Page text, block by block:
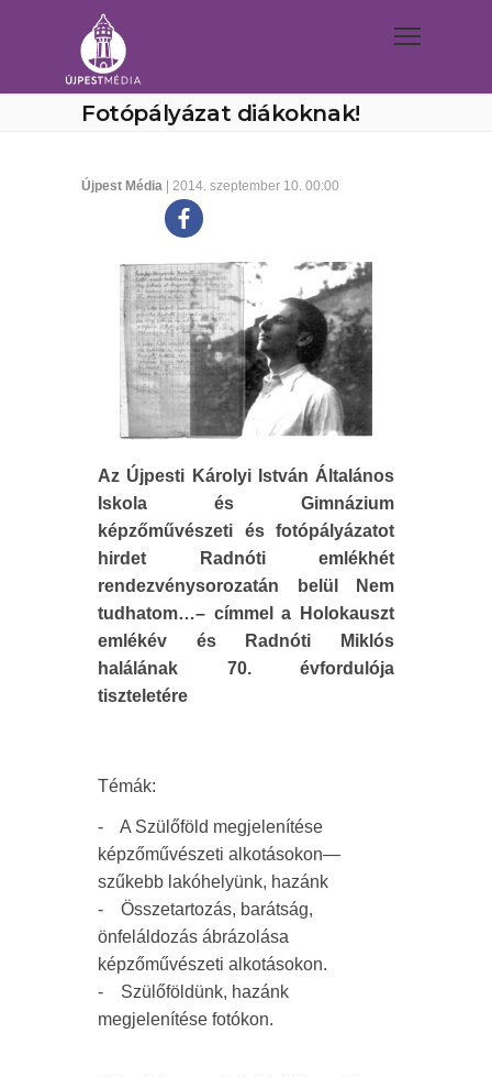
Fotópályázat diákoknak!
Újpest Média | 2014. szeptember 10. 00:00
Az Újpesti Károlyi István Általános
Iskola és Gimnázium
képzőművészeti és fotópályázatot
hirdet Radnóti emlékhét
rendezvénysorozatán belül Nem
tudhatom…– címmel a Holokauszt
emlékév és Radnóti Miklós
halálának 70. évfordulója
tiszteletére
Témák:
- A Szülőföld megjelenítése
képzőművészeti alkotásokon—
szűkebb lakóhelyünk, hazánk
- Összetartozás, barátság,
önfeláldozás ábrázolása
képzőművészeti alkotásokon.
- Szülőföldünk, hazánk
megjelenítése fotókon.